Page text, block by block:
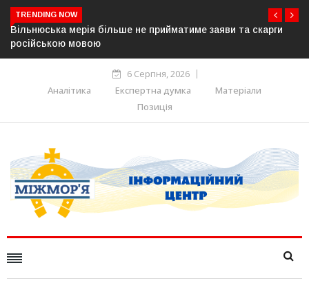
TRENDING NOW
В Угорщині можуть обрати нового президента вже 11
серпня — фракція «Тиси»
6 Серпня, 2026
Аналітика
Експертна думка
Матеріали
Позиція